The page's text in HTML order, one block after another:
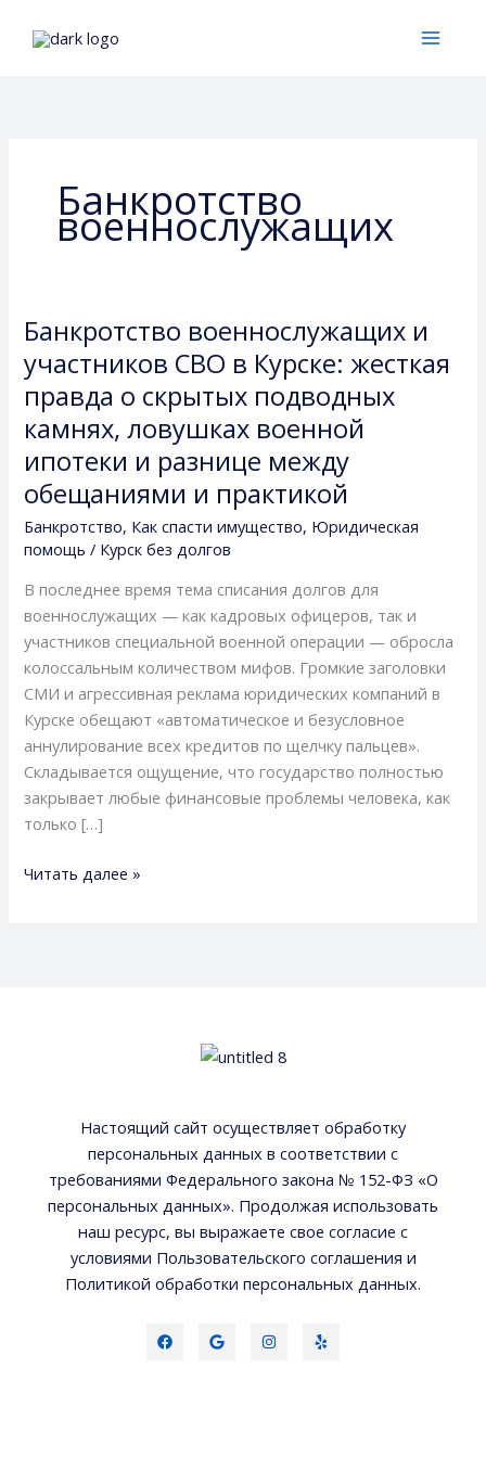
Банкротство
военнослужащих
Банкротство военнослужащих и
участников СВО в Курске: жесткая
правда о скрытых подводных
камнях, ловушках военной
ипотеки и разнице между
обещаниями и практикой
Банкротство, Как спасти имущество, Юридическая
помощь / Курск без долгов
В последнее время тема списания долгов для
военнослужащих — как кадровых офицеров, так и
участников специальной военной операции — обросла
колоссальным количеством мифов. Громкие заголовки
СМИ и агрессивная реклама юридических компаний в
Курске обещают «автоматическое и безусловное
аннулирование всех кредитов по щелчку пальцев».
Складывается ощущение, что государство полностью
закрывает любые финансовые проблемы человека, как
только […]
Банкротство
военнослужащих
и
участников
СВО
в
Курске:
жесткая
правда
о
скрытых
подводных
камнях,
ловушках
военной
ипотеки
и
разнице
между
обещаниями
практикой
Читать далее »
Настоящий сайт осуществляет обработку
персональных данных в соответствии с
требованиями Федерального закона № 152-ФЗ «О
персональных данных». Продолжая использовать
наш ресурс, вы выражаете свое согласие с
условиями Пользовательского соглашения и
Политикой обработки персональных данных.